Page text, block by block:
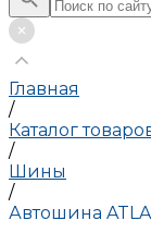
Главная
/
Каталог
/
Шины
/
Автошина